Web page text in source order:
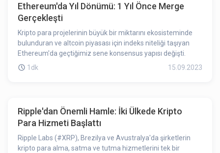
Ethereum'da Yıl Dönümü: 1 Yıl Önce Merge
Gerçekleşti
Kripto para projelerinin büyük bir miktarını ekosisteminde
bulunduran ve altcoin piyasası için indeks niteliği taşıyan
Ethereum'da geçtiğimiz sene konsensus yapısı değişti.
1dk
15.09.2023
Ripple'dan Önemli Hamle: İki Ülkede Kripto
Para Hizmeti Başlattı
Ripple Labs (#XRP), Brezilya ve Avustralya'da şirketlerin
kripto para alma, satma ve tutma hizmetlerini tek bir